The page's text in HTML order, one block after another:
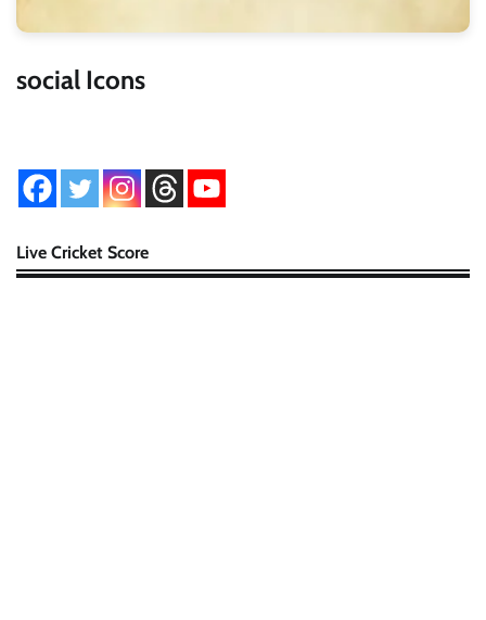
social Icons
Live Cricket Score